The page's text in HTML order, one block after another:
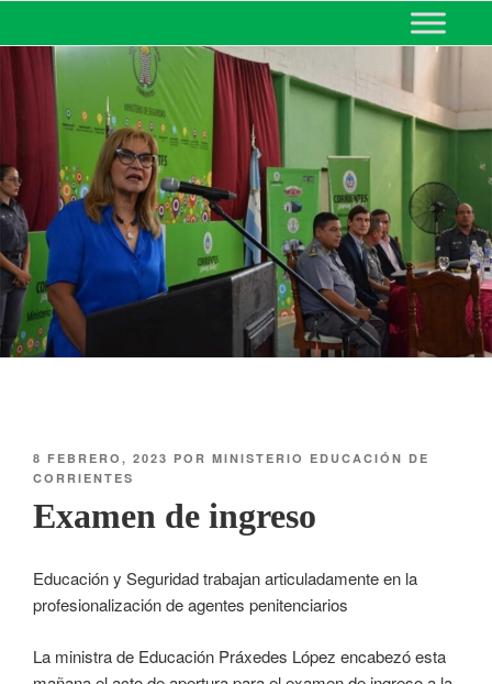
MINISTERIO DE EDUCACIÓN
DE CORRIENTES
8 FEBRERO, 2023 POR MINISTERIO EDUCACIÓN DE
CORRIENTES
Examen de ingreso
Educación y Seguridad trabajan articuladamente en la
profesionalización de agentes penitenciarios
La ministra de Educación Práxedes López encabezó esta